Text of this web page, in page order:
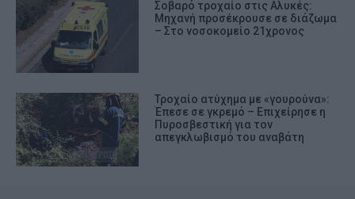
Σοβαρό τροχαίο στις Αλυκές:
Μηχανή προσέκρουσε σε διάζωμα
– Στο νοσοκομείο 21χρονος
Τροχαίο ατύχημα με «γουρούνα»:
Έπεσε σε γκρεμό – Επιχείρησε η
Πυροσβεστική για τον
απεγκλωβισμό του αναβάτη